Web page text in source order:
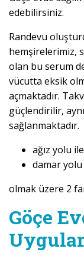
edebilirsiniz.
Randevu
hemşirelerimiz,
olan bu serum
vücutta eksik
açmaktadır.
güçlendirilir,
sağlanmaktadır.
ağız yolu
damar
olmak üzere 2
Göçe